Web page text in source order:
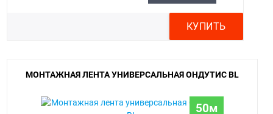
КУПИТЬ
МОНТАЖНАЯ ЛЕНТА УНИВЕРСАЛЬНАЯ ОНДУТИС BL
50м